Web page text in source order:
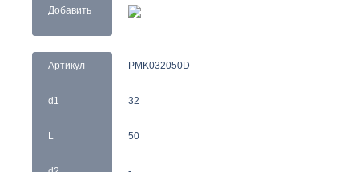
Добавить
Артикул
d1
L
PMK032050D
32
50